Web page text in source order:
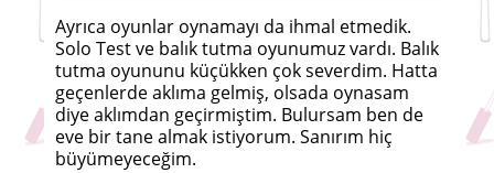
Ayrıca oyunlar oynamayı da ihmal etmedik.
Solo Test ve balık tutma oyunumuz vardı. Balık
tutma oyununu küçükken çok severdim. Hatta
geçenlerde aklıma gelmiş, olsada oynasam
diye aklımdan geçirmiştim. Bulursam ben de
eve bir tane almak istiyorum. Sanırım hiç
büyümeyeceğim.